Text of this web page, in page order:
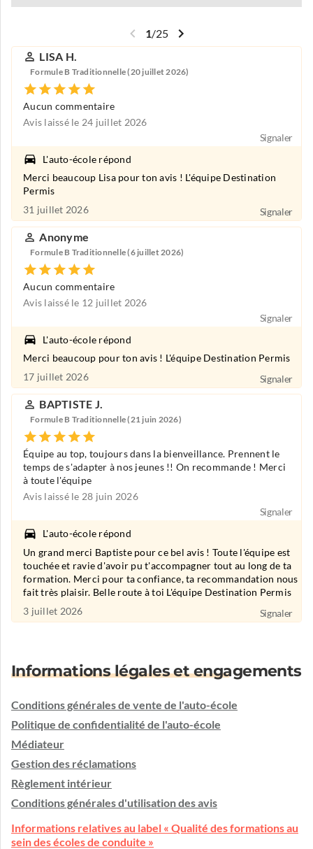
1/25
LISA H.
Formule B Traditionnelle (20 juillet 2026)
Aucun commentaire
Avis laissé le 24 juillet 2026
Signaler
L'auto-école répond
Merci beaucoup Lisa pour ton avis ! L'équipe Destination
Permis
31 juillet 2026
Signaler
Anonyme
Formule B Traditionnelle (6 juillet 2026)
Aucun commentaire
Avis laissé le 12 juillet 2026
Signaler
L'auto-école répond
Merci beaucoup pour ton avis ! L'équipe Destination Permis
17 juillet 2026
Signaler
BAPTISTE J.
Formule B Traditionnelle (21 juin 2026)
Équipe au top, toujours dans la bienveillance. Prennent le
temps de s'adapter à nos jeunes !! On recommande ! Merci
à toute l'équipe
Avis laissé le 28 juin 2026
Signaler
L'auto-école répond
Un grand merci Baptiste pour ce bel avis ! Toute l'équipe est
touchée et ravie d'avoir pu t'accompagner tout au long de ta
formation. Merci pour ta confiance, ta recommandation nous
fait très plaisir. Belle route à toi L'équipe Destination Permis
3 juillet 2026
Signaler
Informations légales et engagements
Conditions générales de vente de l'auto-école
Politique de confidentialité de l'auto-école
Médiateur
Gestion des réclamations
Règlement intérieur
Conditions générales d'utilisation des avis
Informations relatives au label « Qualité des formations au
sein des écoles de conduite »